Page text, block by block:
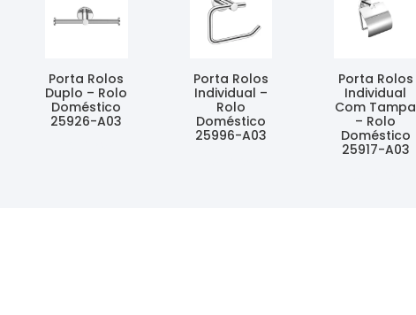
Porta Rolos
Duplo – Rolo
Doméstico
25926-A03
Porta Rolos
Individual –
Rolo
Doméstico
25996-A03
Porta Rolos
Individual
Com Tampa
– Rolo
Doméstico
25917-A03